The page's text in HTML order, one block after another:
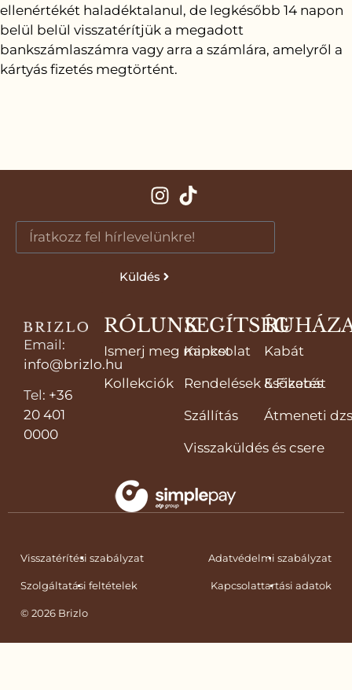
ellenértékét haladéktalanul, de legkésőbb 14 napon
belül belül visszatérítjük a megadott
bankszámlaszámra vagy arra a számlára, amelyről a
kártyás fizetés megtörtént.
Küldés
Email:
info@brizlo.hu
Tel: +36
20 401
0000
RÓLUNK
Ismerj meg minket
Kollekciók
SEGÍTSÉG
Kapcsolat
Rendelések & Fizetés
Szállítás
Visszaküldés és csere
Kabát
Esőkabát
Átmeneti
Visszatérítési szabályzat Adatvédelmi szabályzat
Szolgáltatási feltételek Kapcsolattartási adatok
© 2026 Brizlo